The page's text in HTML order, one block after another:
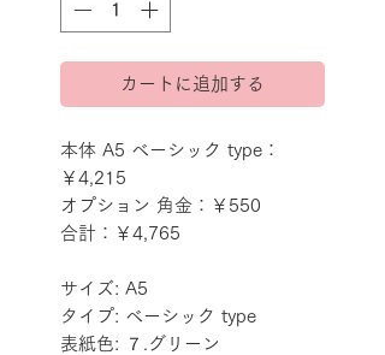
カートに追加する
本体 A5 ベーシック type：
￥4,215
オプション 角金：￥550
合計：￥4,765
サイズ: A5
タイプ: ベーシック type
表紙色: ７.グリーン